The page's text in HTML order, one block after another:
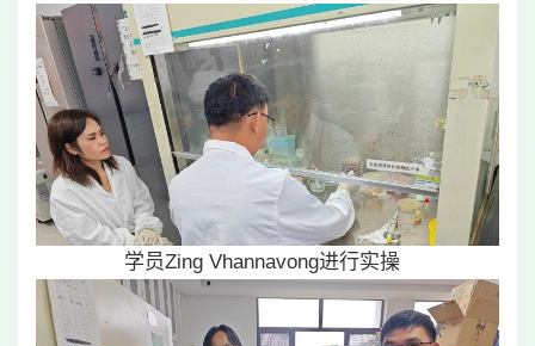
学员Zing Vhannavong进行实操